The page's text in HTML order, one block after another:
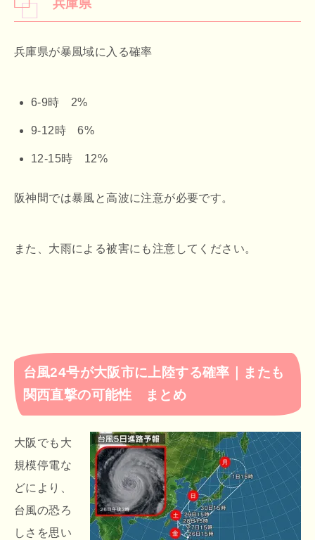
兵庫県が暴風域に入る確率
6-9時 2%
9-12時 6%
12-15時 12%
阪神間では暴風と高波に注意が必要です。
また、大雨による被害にも注意してください。
台風24号が大阪市に上陸する確率｜またも
関西直撃の可能性 まとめ
大阪でも大
規模停電な
どにより、
台風の恐ろ
しさを思い